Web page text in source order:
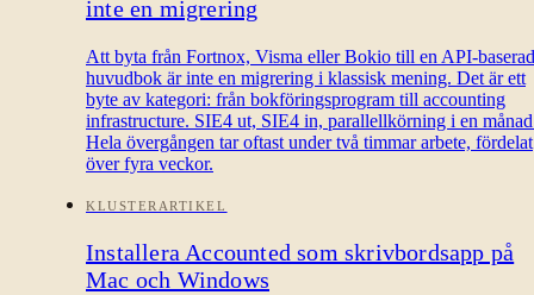
inte en migrering
Att byta från Fortnox, Visma eller Bokio till en API-baserad
huvudbok är inte en migrering i klassisk mening. Det är ett
byte av kategori: från bokföringsprogram till accounting
infrastructure. SIE4 ut, SIE4 in, parallellkörning i en
Hela övergången tar oftast under två timmar arbete, fördelat
över fyra veckor.
KLUSTERARTIKEL
Installera Accounted som skrivbordsapp på
Mac och Windows